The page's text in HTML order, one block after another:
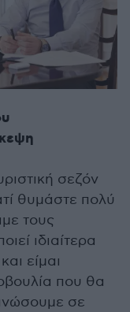
σεζόν
θυμάστε πολύ
τους
ιδιαίτερα
είμαι
που θα
σε